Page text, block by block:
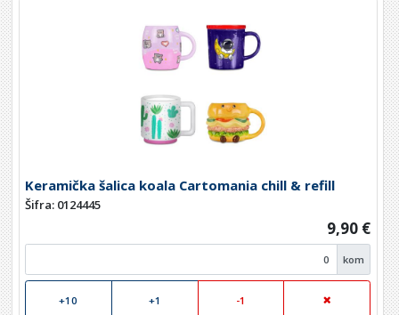
Keramička šalica koala Cartomania chill & refill
Šifra: 0124445
9,90 €
kom
+10 +1 -1